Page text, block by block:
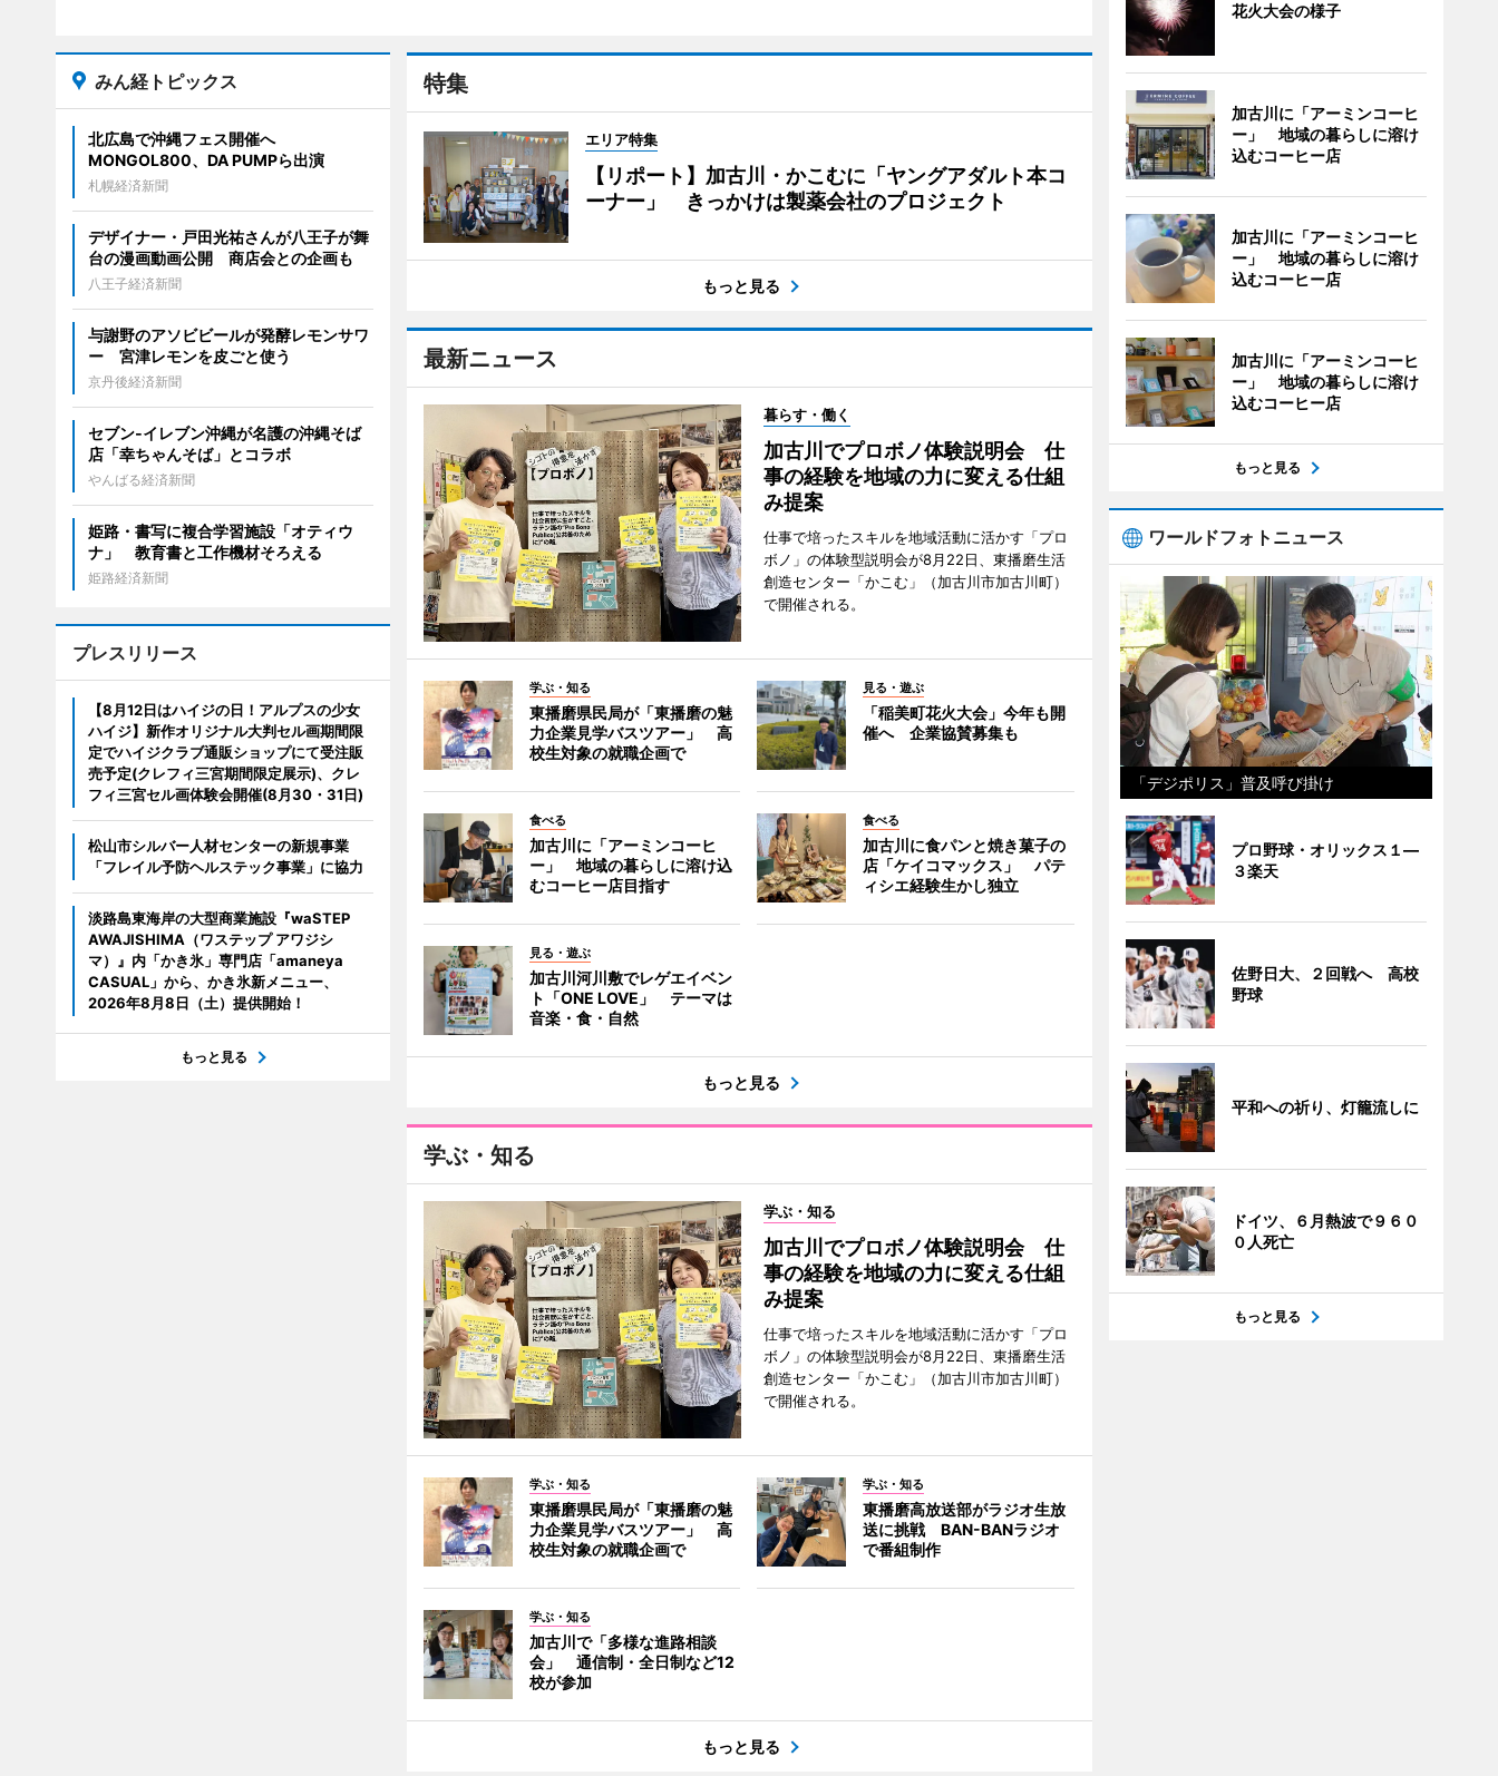
特集
エリア特集
【リポート】加古川・かこむに「ヤングアダルト本コ
ーナー」 きっかけは製薬会社のプロジェクト
もっと見る
最新ニュース
暮らす・働く
加古川でプロボノ体験説明会 仕
事の経験を地域の力に変える仕組
み提案
仕事で培ったスキルを地域活動に活かす「プロ
ボノ」の体験型説明会が8月22日、東播磨生活
創造センター「かこむ」（加古川市加古川町）
で開催される。
学ぶ・知る
東播磨県民局が「東播磨の魅
力企業見学バスツアー」 高
校生対象の就職企画で
見る・遊ぶ
「稲美町花火大会」今年も開
催へ 企業協賛募集も
食べる
加古川に「アーミンコーヒ
ー」 地域の暮らしに溶け込
むコーヒー店目指す
食べる
加古川に食パンと焼き菓子の
店「ケイコマックス」 パテ
ィシエ経験生かし独立
見る・遊ぶ
加古川河川敷でレゲエイベン
ト「ONE LOVE」 テーマは
音楽・食・自然
もっと見る
学ぶ・知る
学ぶ・知る
加古川でプロボノ体験説明会 仕
事の経験を地域の力に変える仕組
み提案
仕事で培ったスキルを地域活動に活かす「プロ
ボノ」の体験型説明会が8月22日、東播磨生活
創造センター「かこむ」（加古川市加古川町）
で開催される。
学ぶ・知る
東播磨県民局が「東播磨の魅
力企業見学バスツアー」 高
校生対象の就職企画で
学ぶ・知る
東播磨高放送部がラジオ生放
送に挑戦 BAN-BANラジオ
で番組制作
学ぶ・知る
加古川で「多様な進路相談
会」 通信制・全日制など12
校が参加
もっと見る
みん経トピックス
北広島で沖縄フェス開催へ
MONGOL800、DA PUMPら出演
札幌経済新聞
デザイナー・戸田光祐さんが八王子が舞
台の漫画動画公開 商店会との企画も
八王子経済新聞
与謝野のアソビビールが発酵レモンサワ
ー 宮津レモンを皮ごと使う
京丹後経済新聞
セブン‐イレブン沖縄が名護の沖縄そば
店「幸ちゃんそば」とコラボ
やんばる経済新聞
姫路・書写に複合学習施設「オティウ
ナ」 教育書と工作機材そろえる
姫路経済新聞
プレスリリース
【8月12日はハイジの日！アルプスの少女
ハイジ】新作オリジナル大判セル画期間限
定でハイジクラブ通販ショップにて受注販
売予定(クレフィ三宮期間限定展示)、クレ
フィ三宮セル画体験会開催(8月30・31日)
松山市シルバー人材センターの新規事業
「フレイル予防ヘルステック事業」に協力
淡路島東海岸の大型商業施設『waSTEP
AWAJISHIMA（ワステップ アワジシ
マ）』内「かき氷」専門店「amaneya
CASUAL」から、かき氷新メニュー、
2026年8月8日（土）提供開始！
もっと見る
花火大会の様子
加古川に「アーミンコーヒ
ー」 地域の暮らしに溶け
込むコーヒー店
加古川に「アーミンコーヒ
ー」 地域の暮らしに溶け
込むコーヒー店
加古川に「アーミンコーヒ
ー」 地域の暮らしに溶け
込むコーヒー店
もっと見る
ワールドフォトニュース
「デジポリス」普及呼び掛け
プロ野球・オリックス１―
３楽天
佐野日大、２回戦へ 高校
野球
平和への祈り、灯籠流しに
ドイツ、６月熱波で９６０
０人死亡
もっと見る